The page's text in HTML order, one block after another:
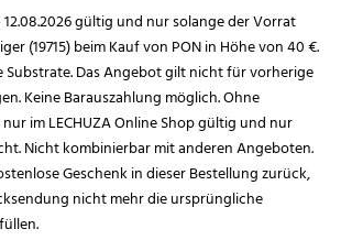
12.08.2026 gültig und nur solange der Vorrat
(19715) beim Kauf von PON in Höhe von 40 €.
Substrate. Das Angebot gilt nicht für vorherige
Keine Barauszahlung möglich. Ohne
im LECHUZA Online Shop gültig und nur
Nicht kombinierbar mit anderen Angeboten.
Geschenk in dieser Bestellung zurück,
nicht mehr die ursprüngliche